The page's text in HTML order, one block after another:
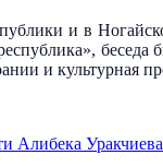
и в
беседа
и культурная
Алибека Уракчиева